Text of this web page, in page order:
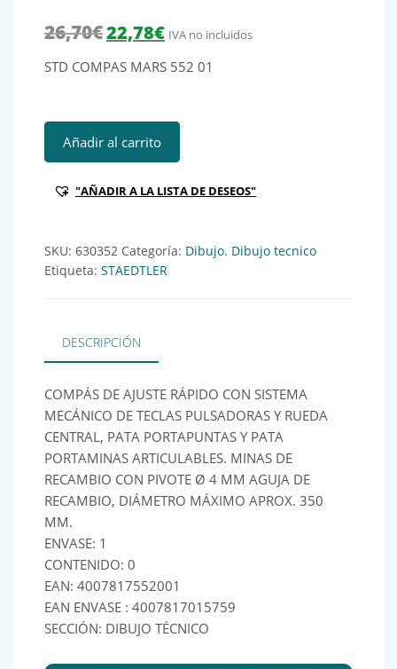
26,70€ El precio original era: 26,70€.
22,78€El precio actual es: 22,78€.
IVA no incluidos
STD COMPAS MARS 552 01
STD COMPAS MARS 552 01 Ref:630352 cantidad
Añadir al carrito
"AÑADIR A LA LISTA DE DESEOS"
SKU: 630352 Categoría: Dibujo. Dibujo tecnico
Etiqueta: STAEDTLER
DESCRIPCIÓN
COMPÁS DE AJUSTE RÁPIDO CON SISTEMA
MECÁNICO DE TECLAS PULSADORAS Y RUEDA
CENTRAL, PATA PORTAPUNTAS Y PATA
PORTAMINAS ARTICULABLES. MINAS DE
RECAMBIO CON PIVOTE Ø 4 MM AGUJA DE
RECAMBIO, DIÁMETRO MÁXIMO APROX. 350
MM.
ENVASE: 1
CONTENIDO: 0
EAN: 4007817552001
EAN ENVASE : 4007817015759
SECCIÓN: DIBUJO TÉCNICO